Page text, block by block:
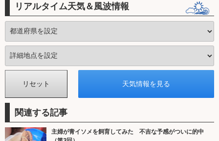
リアルタイム天気＆風波情報
関連する記事
主婦が青イソメを飼育してみた 不吉な予感がついに的中